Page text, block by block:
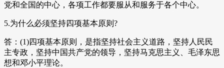
党和全国的中心，各项工作都要服从和服务于各个中心。
5.为什么必须坚持四项基本原则?
答：(1)四项基本原则，是指坚持社会主义道路，坚持人民民
主专政，坚持中国共产党的领导，坚持马克思主义、毛泽东思
想和邓小平理论。